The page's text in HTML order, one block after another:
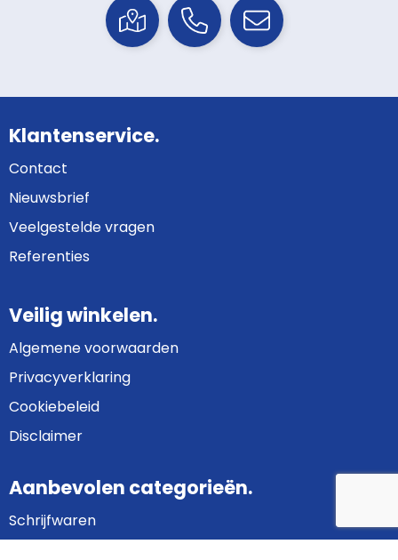
Klantenservice.
Contact
Nieuwsbrief
Veelgestelde vragen
Referenties
Veilig winkelen.
Algemene voorwaarden
Privacyverklaring
Cookiebeleid
Disclaimer
Aanbevolen categorieën.
Schrijfwaren